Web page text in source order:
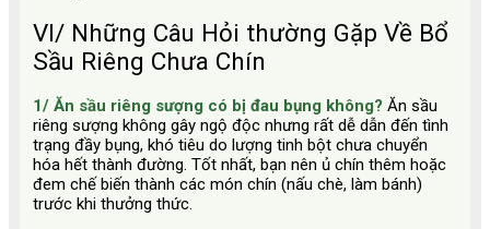
VI/ Những Câu Hỏi thường Gặp Về Bổ
Sầu Riêng Chưa Chín
1/ Ăn sầu riêng sượng có bị đau bụng không? Ăn sầu
riêng sượng không gây ngộ độc nhưng rất dễ dẫn đến tình
trạng đầy bụng, khó tiêu do lượng tinh bột chưa chuyển
hóa hết thành đường. Tốt nhất, bạn nên ủ chín thêm hoặc
đem chế biến thành các món chín (nấu chè, làm bánh)
trước khi thưởng thức.